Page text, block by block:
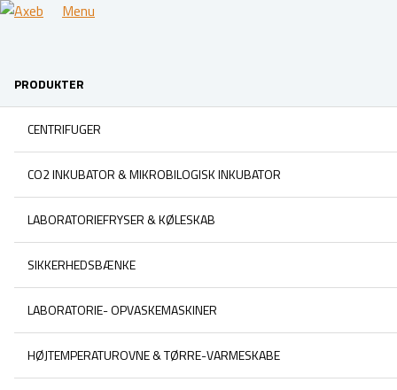
Menu
PRODUKTER
CENTRIFUGER
CO2 INKUBATOR & MIKROBILOGISK INKUBATOR
LABORATORIEFRYSER & KØLESKAB
SIKKERHEDSBÆNKE
LABORATORIE- OPVASKEMASKINER
HØJTEMPERATUROVNE & TØRRE-VARMESKABE